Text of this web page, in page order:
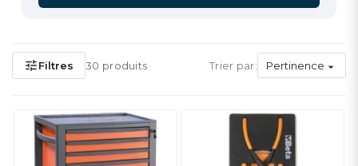
tuneFiltres 30 produits Trier par: Pertinence 